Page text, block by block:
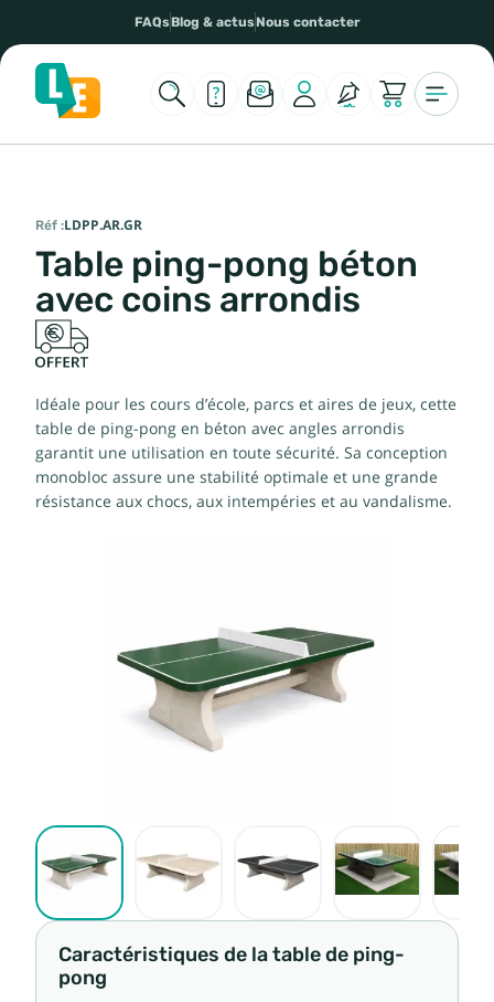
FAQsBlog & actusNous contacter
Réf :LDPP.AR.GR
Table ping-pong béton
avec coins arrondis
Idéale pour les cours d’école, parcs et aires de jeux, cette
table de ping-pong en béton avec angles arrondis
garantit une utilisation en toute sécurité. Sa conception
monobloc assure une stabilité optimale et une grande
résistance aux chocs, aux intempéries et au vandalisme.
Caractéristiques de la table de ping-
pong